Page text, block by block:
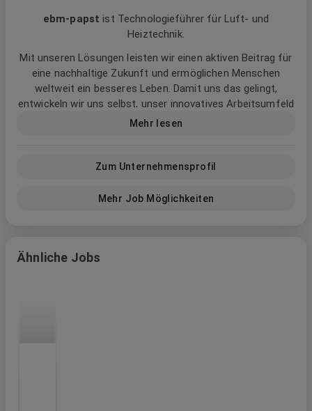
ebm‑papst ist Technologieführer für Luft- und
Heiztechnik.
Mit unseren Lösungen leisten wir einen aktiven Beitrag für
eine nachhaltige Zukunft und ermöglichen Menschen
weltweit ein besseres Leben. Damit uns das gelingt,
entwickeln wir uns selbst, unser innovatives Arbeitsumfeld
und die Art, wie wir zusammenarbeiten stetig voran. Mutig,
Mehr lesen
Zum Unternehmensprofil
Mehr Job Möglichkeiten
Ähnliche Jobs